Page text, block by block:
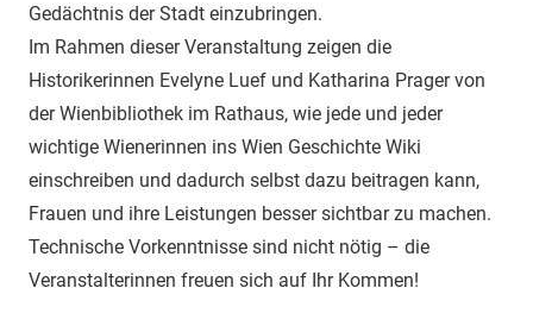
Gedächtnis der Stadt einzubringen.
Im Rahmen dieser Veranstaltung zeigen die
Historikerinnen Evelyne Luef und Katharina Prager von
der Wienbibliothek im Rathaus, wie jede und jeder
wichtige Wienerinnen ins Wien Geschichte Wiki
einschreiben und dadurch selbst dazu beitragen kann,
Frauen und ihre Leistungen besser sichtbar zu machen.
Technische Vorkenntnisse sind nicht nötig – die
Veranstalterinnen freuen sich auf Ihr Kommen!